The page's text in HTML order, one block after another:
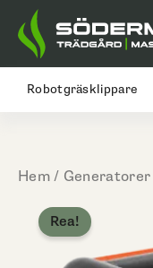
Hoppa
till
innehåll
Robotgräsklippare
Hem/ Generatorer
Rea!